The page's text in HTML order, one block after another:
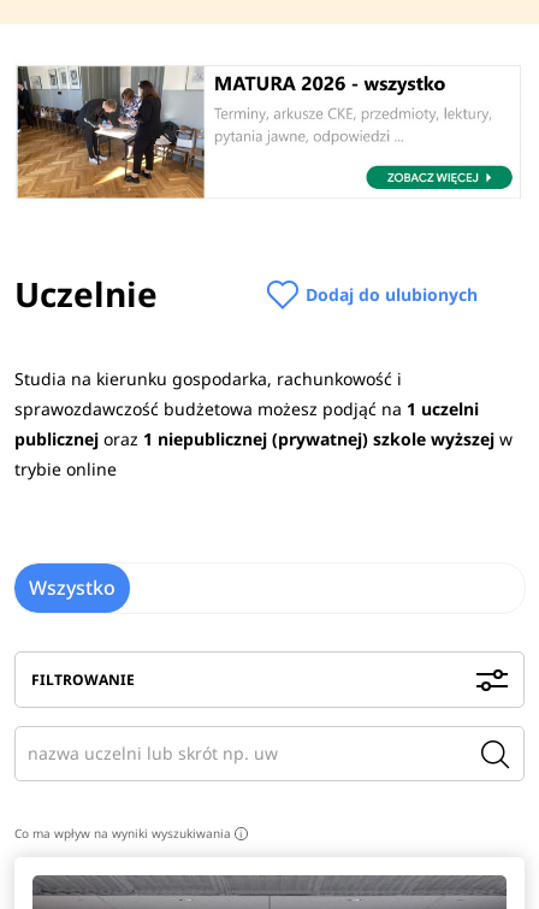
Uczelnie Dodaj do ulubionych
Studia na kierunku gospodarka, rachunkowość i
sprawozdawczość budżetowa możesz podjąć na 1 uczelni
publicznejoraz 1 niepublicznej (prywatnej) szkole wyższejw
trybie online
Wszystko
FILTROWANIE
Co ma wpływ na wyniki wyszukiwania i